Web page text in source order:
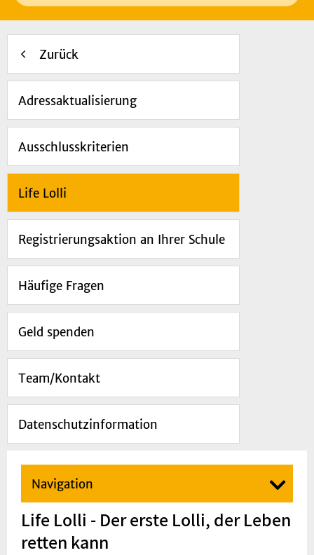
Zurück
Adressaktualisierung
Ausschlusskriterien
Life Lolli
Registrierungsaktion an Ihrer Schule
Häufige Fragen
Geld spenden
Team/Kontakt
Datenschutzinformation
Navigation
Life Lolli - Der erste Lolli, der Leben
retten kann